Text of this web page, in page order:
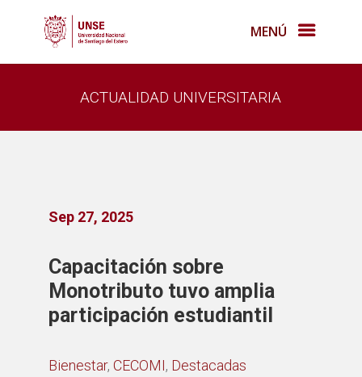
MENÚ
ACTUALIDAD UNIVERSITARIA
Sep 27, 2025
Capacitación sobre
Monotributo tuvo amplia
participación estudiantil
Bienestar, CECOMI, Destacadas